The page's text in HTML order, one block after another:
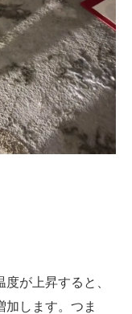
が上昇すると、
加します。つま